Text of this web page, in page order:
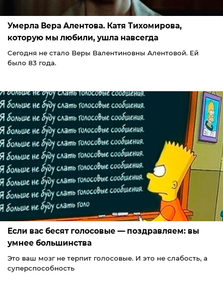
Умерла Вера Алентова. Катя Тихомирова,
которую мы любили, ушла навсегда
Сегодня не стало Веры Валентиновны Алентовой. Ей
было 83 года.
Если вас бесят голосовые — поздравляем: вы
умнее большинства
Это ваш мозг не терпит голосовые. И это не слабость, а
суперспособность